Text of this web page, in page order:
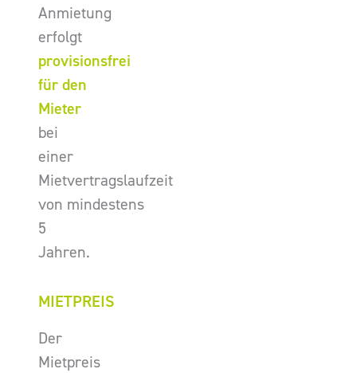
Anmietung
erfolgt
provisionsfrei
für den
Mieter
bei
einer
Mietvertragslaufzeit
von mindestens
5
Jahren.
MIETPREIS
Der
Mietpreis